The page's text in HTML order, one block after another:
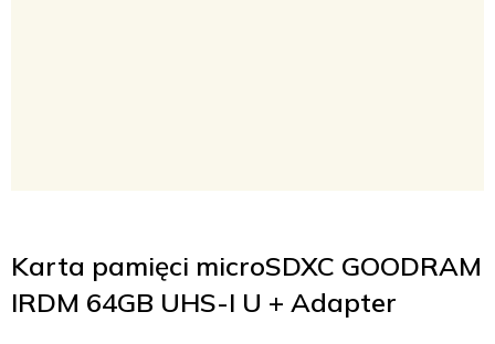
Karta pamięci microSDXC GOODRAM
IRDM 64GB UHS-I U + Adapter